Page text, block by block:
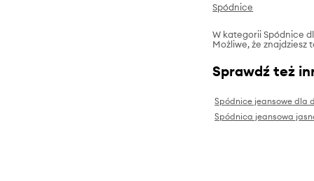
Spódnice
W kategorii Spódnice
Możliwe, że
Sprawdź też
Spódnice jeansowe dla
Spódnica jeansowa